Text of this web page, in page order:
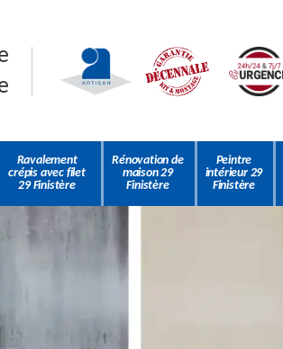
Ravalement
crépis avec filet
29 Finistère
Rénovation de
maison 29
Finistère
Peintre
intérieur 29
Finistère